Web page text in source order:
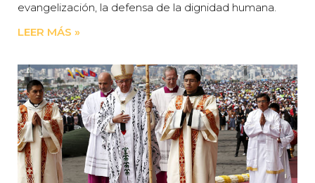
evangelización, la defensa de la dignidad humana.
LEER MÁS »